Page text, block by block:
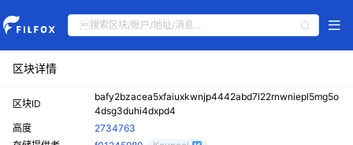
区块详情
区块ID
bafy2bzacea5xfaiuxkwnjp4442abd7l22rnwniepl5mg5o
4dsg3duhi4dxpd4
高度
2734763